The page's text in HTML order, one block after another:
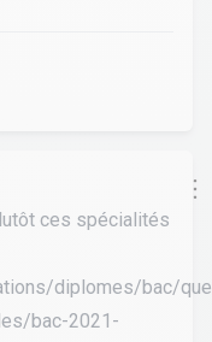
ces spécialités
diplomes/bac/
bac-2021-